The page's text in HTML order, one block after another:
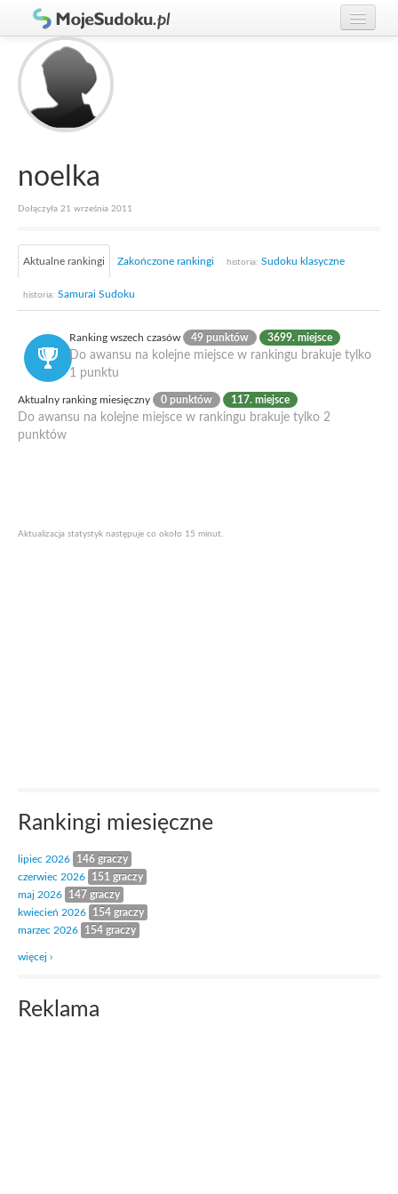
Graj w Sudoku!
Zasady Sudoku
Rankingi
noelka
Dołączyła 21 września 2011
Aktualne rankingi Zakończone rankingi historia: Sudoku klasyczne
historia: Samurai Sudoku
Ranking wszech czasów 49 punktów 3699. miejsce
Do awansu na kolejne miejsce w rankingu brakuje tylko
1 punktu
Aktualny ranking miesięczny 0 punktów 117. miejsce
Do awansu na kolejne miejsce w rankingu brakuje tylko 2
punktów
Aktualizacja statystyk następuje co około 15 minut.
Rankingi miesięczne
lipiec 2026
146 graczy
czerwiec 2026
151 graczy
maj 2026
147 graczy
kwiecień 2026
154 graczy
marzec 2026
154 graczy
więcej ›
Reklama